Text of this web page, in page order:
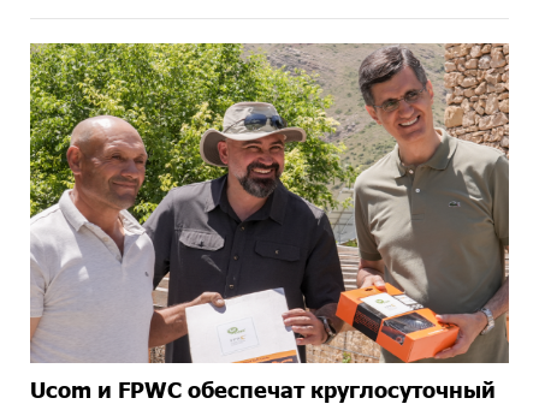
Ucom и FPWC обеспечат круглосуточный